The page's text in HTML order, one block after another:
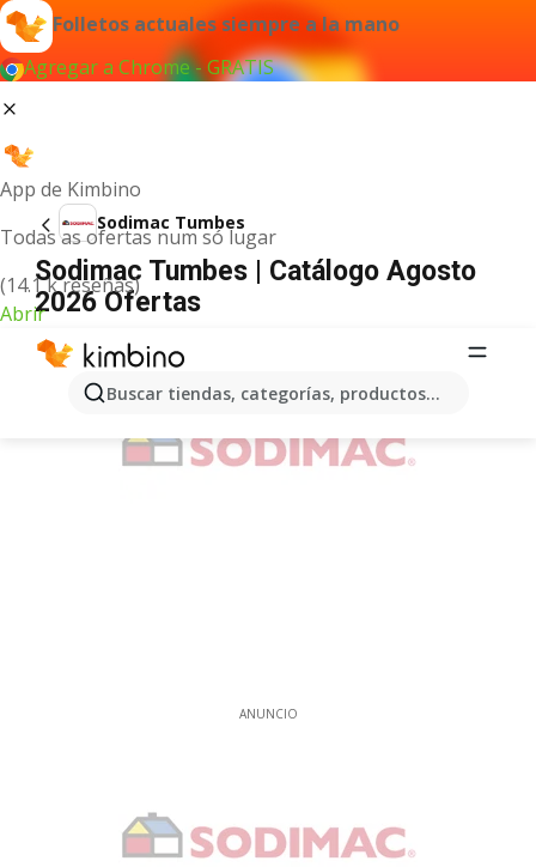
Folletos actuales siempre a la mano
Agregar a Chrome - GRATIS
App de Kimbino
Todas as ofertas num só lugar
(14.1 k reseñas)
Abrir
Buscar tiendas, categorías, productos...
Sodimac Tumbes
Sodimac Tumbes | Catálogo Agosto
2026 Ofertas
ANUNCIO